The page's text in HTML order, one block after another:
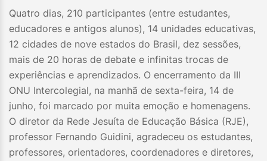
Quatro dias, 210 participantes (entre estudantes,
educadores e antigos alunos), 14 unidades educativas,
12 cidades de nove estados do Brasil, dez sessões,
mais de 20 horas de debate e infinitas trocas de
experiências e aprendizados. O encerramento da III
ONU Intercolegial, na manhã de sexta-feira, 14 de
junho, foi marcado por muita emoção e homenagens.
O diretor da Rede Jesuíta de Educação Básica (RJE),
professor Fernando Guidini, agradeceu os estudantes,
professores, orientadores, coordenadores e diretores,